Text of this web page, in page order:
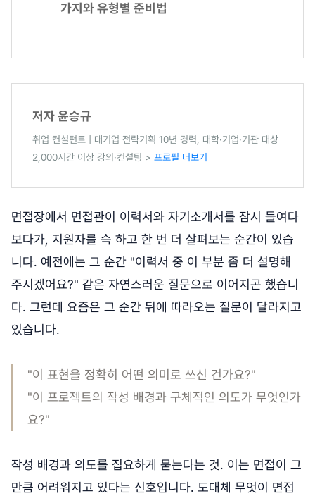
가지와 유형별 준비법
저자 윤승규
취업 컨설턴트 | 대기업 전략기획 10년 경력, 대학·기업·기관 대상
2,000시간 이상 강의·컨설팅 > 프로필 더보기
면접장에서 면접관이 이력서와 자기소개서를 잠시 들여다
보다가, 지원자를 슥 하고 한 번 더 살펴보는 순간이 있습
니다. 예전에는 그 순간 "이력서 중 이 부분 좀 더 설명해
주시겠어요?" 같은 자연스러운 질문으로 이어지곤 했습니
다. 그런데 요즘은 그 순간 뒤에 따라오는 질문이 달라지고
있습니다.
"이 표현을 정확히 어떤 의미로 쓰신 건가요?"
"이 프로젝트의 작성 배경과 구체적인 의도가 무엇인가
요?"
작성 배경과 의도를 집요하게 묻는다는 것. 이는 면접이 그
만큼 어려워지고 있다는 신호입니다. 도대체 무엇이 면접